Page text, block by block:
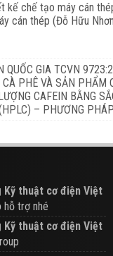
kế chế tạo máy cán
cán thép (Đỗ Hữu
QUỐC GIA TCVN
PHÊ VÀ SẢN PHẨM
CAFEIN BẰNG
– PHƯƠNG
Kỹ thuật cơ điện Việt
hỗ trợ nhé
Kỹ thuật cơ điện Việt